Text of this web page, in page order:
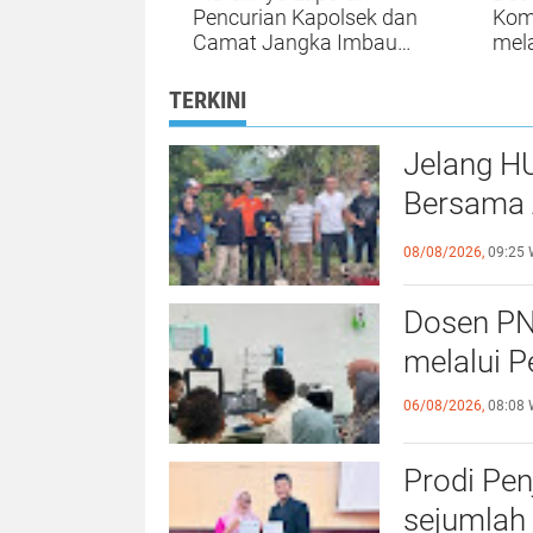
Pencurian Kapolsek dan
Camat Jangka Imbau
Kewaspadaan
TERKINI
Jelang
Bersama
08/08/2026, 09:25
Dosen
melalui
06/08/2026, 08:08
Prodi
sejumlah